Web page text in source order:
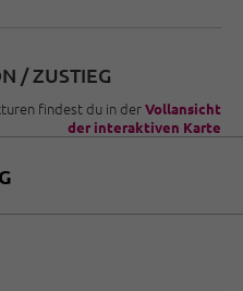
/ ZUSTIEG
findest du in derVollansicht
der interaktiven Karte